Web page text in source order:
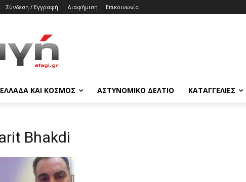
Σύνδεση / Εγγραφή Διαφήμιση Επικοινωνία
ΕΛΛΑΔΑ ΚΑΙ ΚΟΣΜΟΣ ΑΣΤΥΝΟΜΙΚΟ ΔΕΛΤΙΟ ΚΑΤΑΓΓΕΛΙΕΣ
Bhakdi